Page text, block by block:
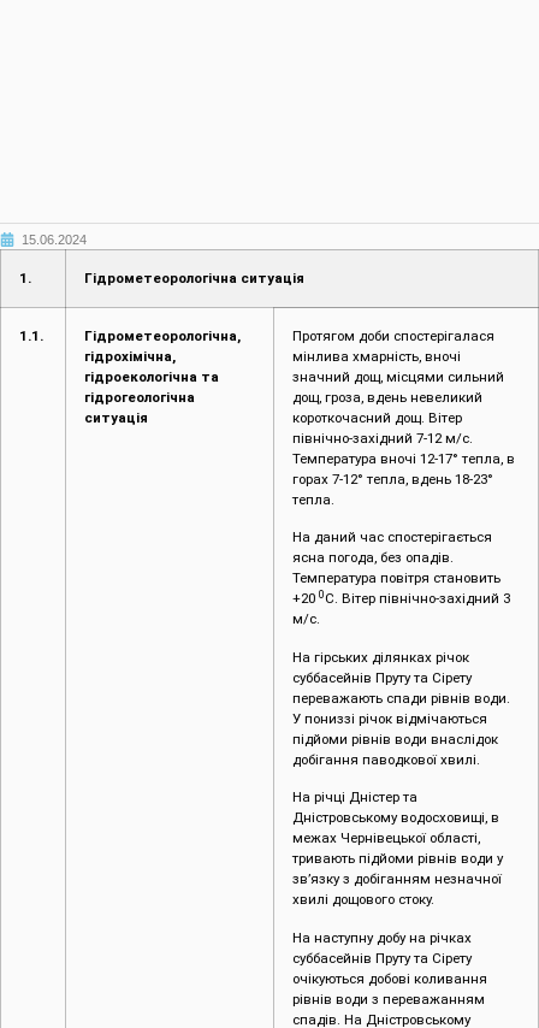
15.06.2024
1. Гідрометеорологічна ситуація
1.1.
Гідрометеорологічна,
гідрохімічна,
гідроекологічна та
гідрогеологічна
ситуація
Протягом доби спостерігалася
мінлива хмарність, вночі
значний дощ, місцями сильний
дощ, гроза, вдень невеликий
короткочасний дощ. Вітер
північно-західний 7-12 м/с.
Температура вночі 12-17° тепла, в
горах 7-12° тепла, вдень 18-23°
тепла.
На даний час спостерігається
ясна погода, без опадів.
Температура повітря становить
+20 0 С. Вітер північно-західний 3
м/с.
На гірських ділянках річок
суббасейнів Пруту та Сірету
переважають спади рівнів води.
У пониззі річок відмічаються
підйоми рівнів води внаслідок
добігання паводкової хвилі.
На річці Дністер та
Дністровському водосховищі, в
межах Чернівецької області,
тривають підйоми рівнів води у
зв’язку з добіганням незначної
хвилі дощового стоку.
На наступну добу на річках
суббасейнів Пруту та Сірету
очікуються добові коливання
рівнів води з переважанням
спадів. На Дністровському